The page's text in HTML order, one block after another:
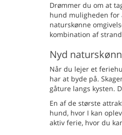
Drømmer du om at
hund muligheden for
naturskønne
kombination af
Nyd
Når du lejer et
har at byde på.
gåture langs kysten.
En af de største
hund, hvor I kan
aktiv ferie, hvor du